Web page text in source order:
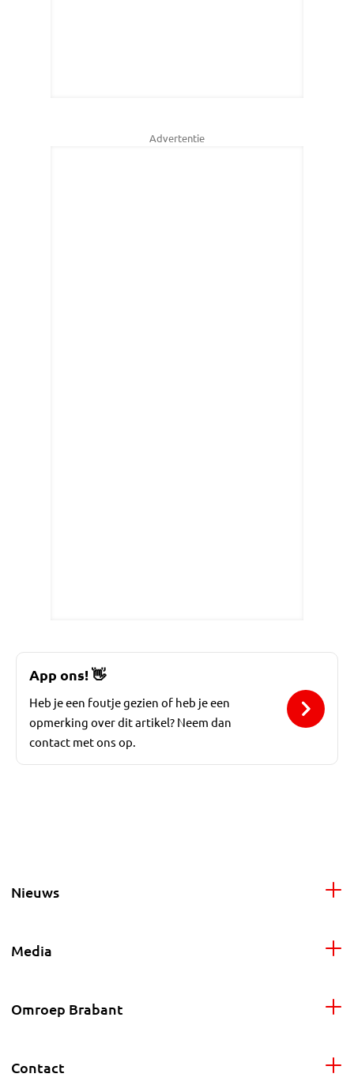
Advertentie
App ons!👋
Heb je een foutje gezien of heb je een
opmerking over dit artikel? Neem dan
contact met ons op.
Nieuws
Media
Omroep Brabant
Contact